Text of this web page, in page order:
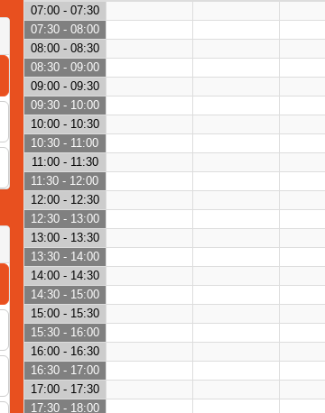
07:00 - 07:30
07:30 - 08:00
08:00 - 08:30
08:30 - 09:00
09:00 - 09:30
09:30 - 10:00
10:00 - 10:30
10:30 - 11:00
11:00 - 11:30
11:30 - 12:00
12:00 - 12:30
12:30 - 13:00
13:00 - 13:30
13:30 - 14:00
14:00 - 14:30
14:30 - 15:00
15:00 - 15:30
15:30 - 16:00
16:00 - 16:30
16:30 - 17:00
17:00 - 17:30
17:30 - 18:00